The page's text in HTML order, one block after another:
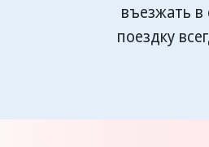
въезжать в
поездку